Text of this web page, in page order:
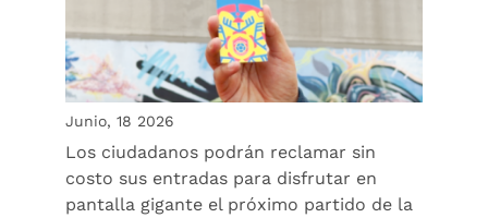
Junio, 18 2026
Los ciudadanos podrán reclamar sin
costo sus entradas para disfrutar en
pantalla gigante el próximo partido de la